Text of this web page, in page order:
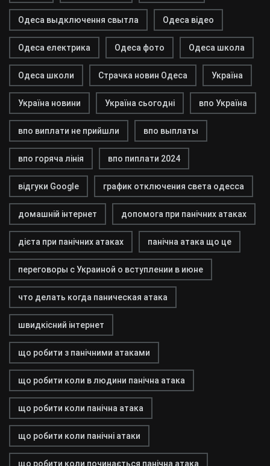
Одеса выдключення свытла Одеса відео
Одеса електрика Одеса фото Одеса школа
Одеса школи Страчка новин Одеса Україна
Україна новини Україна сьогодні впо Україна
впо виплати не прийшли впо выплаты
впо горяча лінія впо пиплати 2024
відгуки Google график отключения света одесса
домашній інтернет допомога при панічних атаках
дієта при панічних атаках панічна атака що це
переговоры с Украиной о вступлении в июне
что делать когда паническая атака
швидкісний інтернет
що робити з панічними атаками
що робити коли в людини панічна атака
що робити коли панічна атака
що робити коли панічні атаки
що робити коли починається панічна атака